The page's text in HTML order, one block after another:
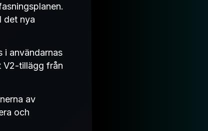
det nya
i användarnas
V2-tillägg från
av
och